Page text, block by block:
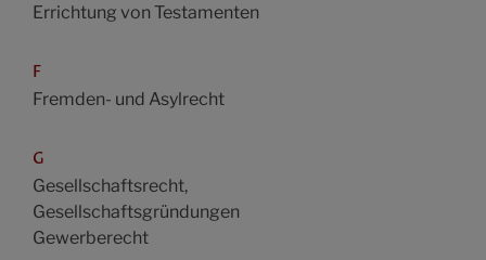
Errichtung von Testamenten
F
Fremden- und Asylrecht
G
Gesellschaftsrecht,
Gesellschaftsgründungen
Gewerberecht